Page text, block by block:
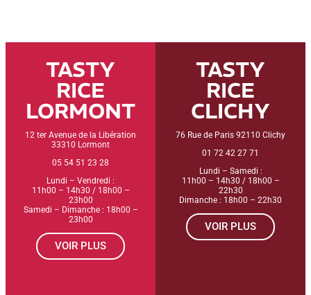
TASTY
RICE
LORMONT
12 ter Avenue de la Libération
33310 Lormont
05 54 51 23 28
Lundi – Vendredi :
11h00 – 14h30 / 18h00 –
23h00
Samedi – Dimanche : 18h00 –
23h00
VOIR PLUS
TASTY
RICE
CLICHY
76 Rue de Paris 92110 Clichy
01 72 42 27 71
Lundi – Samedi :
11h00 – 14h30 / 18h00 –
22h30
Dimanche : 18h00 – 22h30
VOIR PLUS